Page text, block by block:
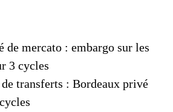
de mercato : embargo sur les
3 cycles
transferts : Bordeaux privé